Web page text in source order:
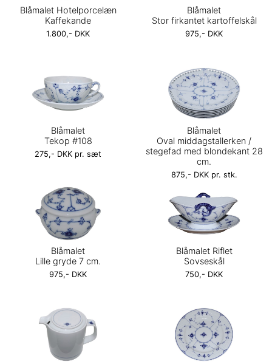
Blåmalet Hotelporcelæn
Kaffekande
1.800,- DKK
Blåmalet
Stor firkantet kartoffelskål
975,- DKK
Blåmalet
Tekop #108
275,- DKK pr. sæt
Blåmalet
Oval middagstallerken /
stegefad med blondekant 28
cm.
875,- DKK pr. stk.
Blåmalet
Lille gryde 7 cm.
975,- DKK
Blåmalet Riflet
Sovseskål
750,- DKK